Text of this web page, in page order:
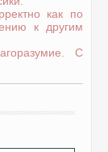
как по
к другим
С